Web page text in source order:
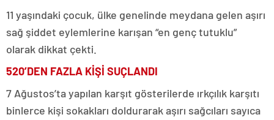
11 yaşındaki çocuk, ülke genelinde meydana gelen aşırı
sağ şiddet eylemlerine karışan “en genç tutuklu”
olarak dikkat çekti.
520’DEN FAZLA KİŞİ SUÇLANDI
7 Ağustos’ta yapılan karşıt gösterilerde ırkçılık karşıtı
binlerce kişi sokakları doldurarak aşırı sağcıları sayıca